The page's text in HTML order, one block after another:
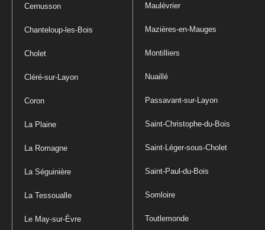
Cernusson
Chanteloup-les-Bois
Cholet
Cléré-sur-Layon
Coron
La Plaine
La Romagne
La Séguinière
La Tessoualle
Le May-sur-Èvre
Maulévrier
Mazières-en-Mauges
Montilliers
Nuaillé
Passavant-sur-Layon
Saint-Christophe-du-Bois
Saint-Léger-sous-Cholet
Saint-Paul-du-Bois
Somloire
Toutlemonde